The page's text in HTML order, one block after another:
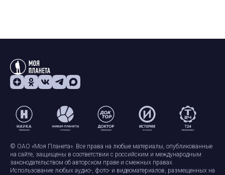
© ОАО «Моя Планета». Все права на любые материалы, опубликованные
на сайте, защищены в соответствии с российским и международным
законодательством об авторском праве и смежных правах.
Использование любых аудио-, фото- и видеоматериалов, размещенных на